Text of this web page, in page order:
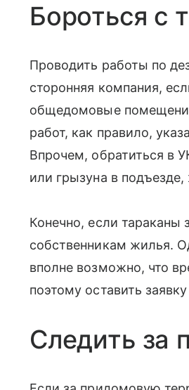
Бороться с
Проводить работы по
сторонняя компания,
общедомовые
работ, как правило,
Впрочем, обратиться в
или грызуна в
Конечно, если тараканы
собственникам жилья.
вполне возможно, что
поэтому оставить
Следить за